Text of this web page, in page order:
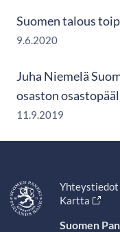
Suomen talous
9.6.2020
Juha Niemelä
osaston
11.9.2019
Yhteystiedot
Kartta
Suomen